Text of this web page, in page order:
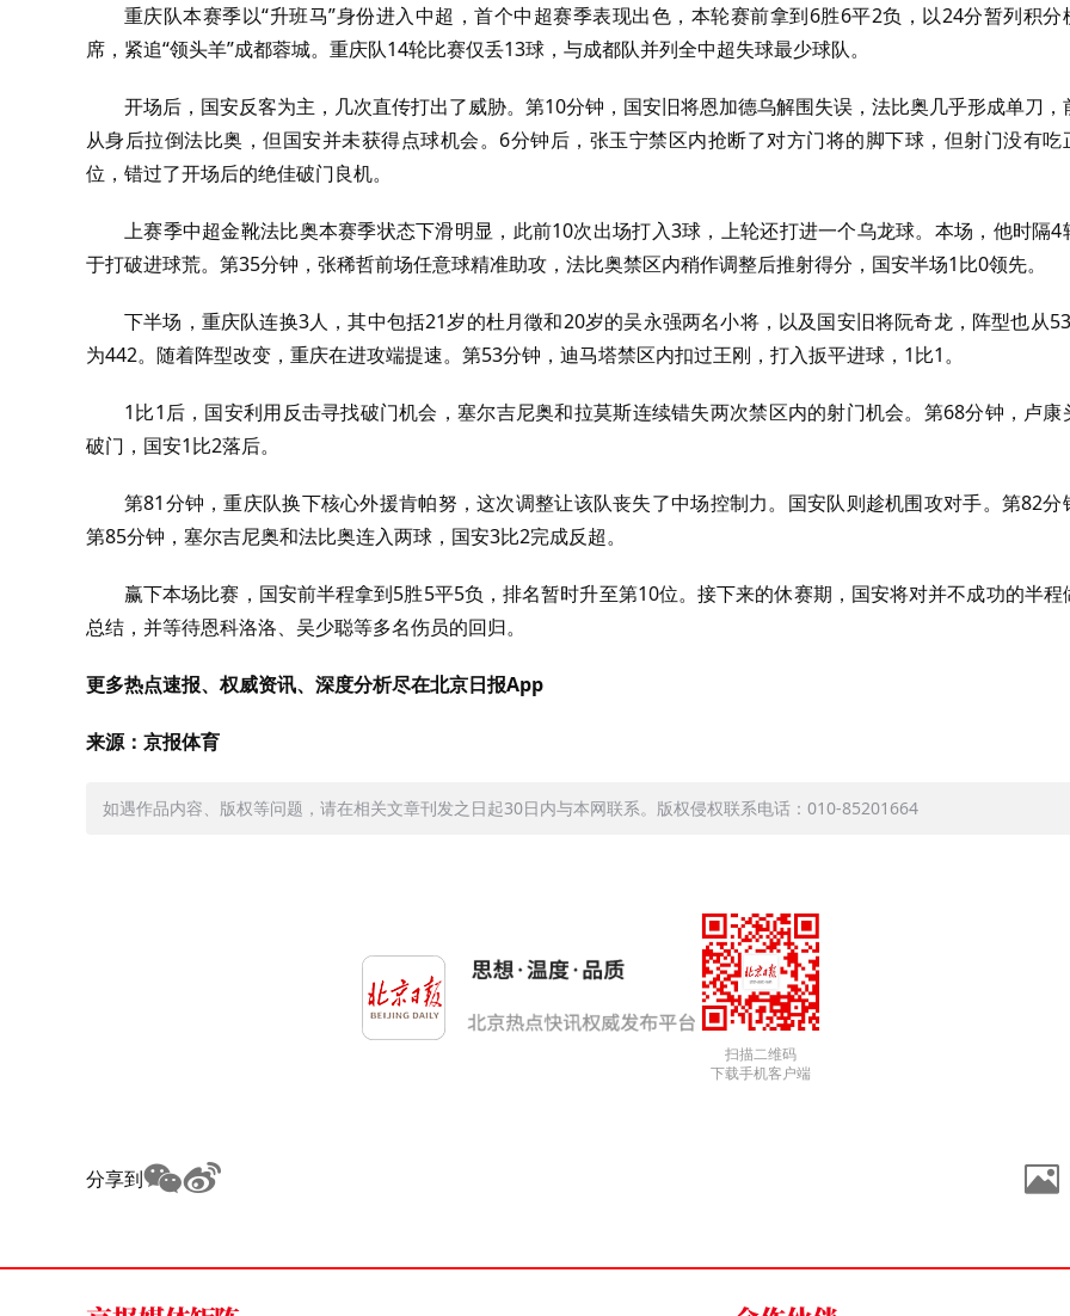
重庆队本赛季以“升班马”身份进入中超，首个中超赛季表现出色，本轮赛前拿到6胜6平2负，以24分暂列积分
席，紧追“领头羊”成都蓉城。重庆队14轮比赛仅丢13球，与成都队并列全中超失球最少球队。
开场后，国安反客为主，几次直传打出了威胁。第10分钟，国安旧将恩加德乌解围失误，法比奥几乎形成单刀，
从身后拉倒法比奥，但国安并未获得点球机会。6分钟后，张玉宁禁区内抢断了对方门将的脚下球，但射门没有吃
位，错过了开场后的绝佳破门良机。
上赛季中超金靴法比奥本赛季状态下滑明显，此前10次出场打入3球，上轮还打进一个乌龙球。 本场，他时隔4
于打破进球荒。第35分钟，张稀哲前场任意球精准助攻，法比奥禁区内稍作调整后推射得分，国安半场1比0领先。
下半场，重庆队连换3人，其中包括21岁的杜月徵和20岁的吴永强两名小将，以及国安旧将阮奇龙，阵型也从
为442。随着阵型改变，重庆在进攻端提速。第53分钟，迪马塔禁区内扣过王刚，打入扳平进球，1比1。
1比1后，国安利用反击寻找破门机会，塞尔吉尼奥和拉莫斯连续错失两次禁区内的射门机会。第68分钟，卢康
破门，国安1比2落后。
第81分钟，重庆队换下核心外援肯帕努，这次调整让该队丧失了中场控制力。国安队则趁机围攻对手。第82分
第85分钟，塞尔吉尼奥和法比奥连入两球，国安3比2完成反超。
赢下本场比赛，国安前半程拿到5胜5平5负，排名暂时升至第10位。接下来的休赛期，国安将对并不成功的半程
总结，并等待恩科洛洛、吴少聪等多名伤员的回归。
更多热点速报、权威资讯、深度分析尽在北京日报App
来源：京报体育
如遇作品内容、版权等问题，请在相关文章刊发之日起30日内与本网联系。版权侵权联系电话：010-85201664
扫描二维码
下载手机客户端
分享到